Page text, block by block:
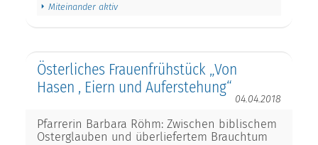
Miteinander aktiv
Österliches Frauenfrühstück „Von
Hasen , Eiern und Auferstehung“
04.04.2018
Pfarrerin Barbara Röhm: Zwischen biblischem
Osterglauben und überliefertem Brauchtum